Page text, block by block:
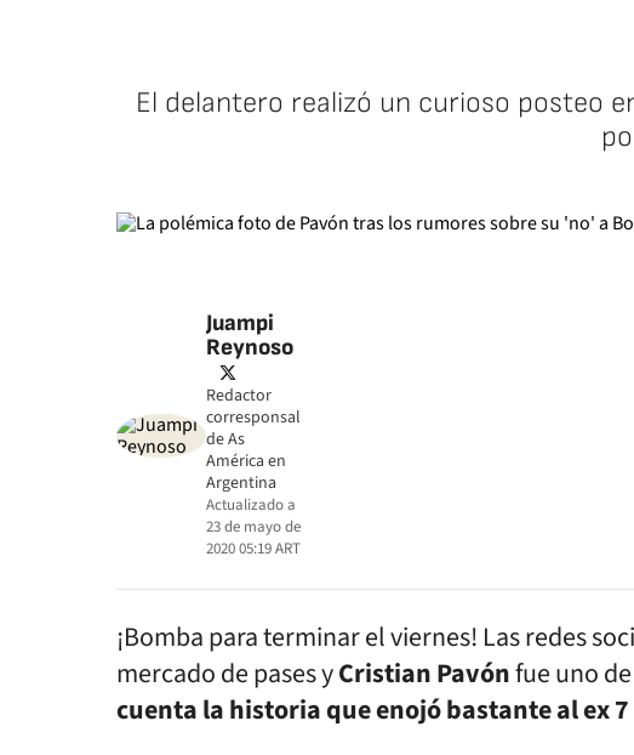
El delantero realizó un curioso posteo
Juampi
Reynoso
twitter
Redactor
corresponsal
de As
América en
Argentina
Actualizado a
23 de mayo de
2020 05:19ART
¡Bomba para terminar el viernes! Las redes
mercado de pases yCristian Pavónfue uno
cuenta la historia que enojó bastante al ex 7